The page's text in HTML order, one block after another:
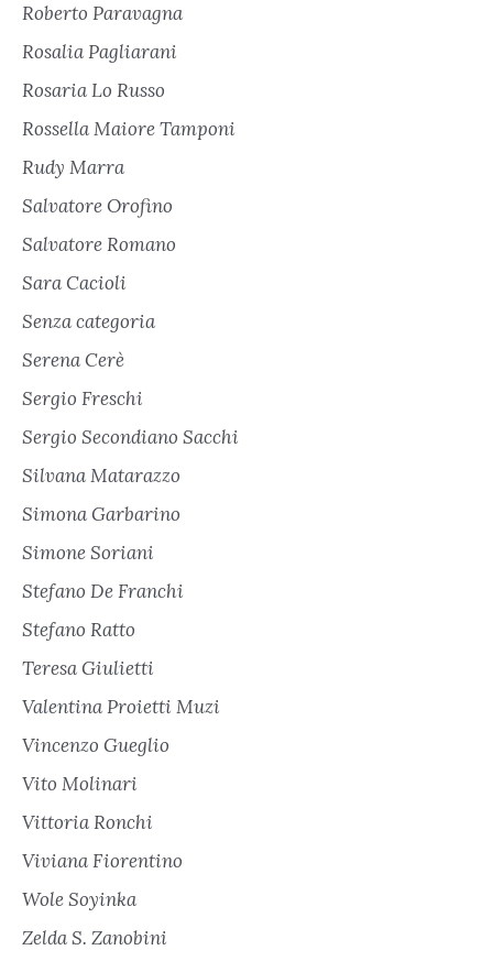
Roberto Paravagna
Rosalia Pagliarani
Rosaria Lo Russo
Rossella Maiore Tamponi
Rudy Marra
Salvatore Orofino
Salvatore Romano
Sara Cacioli
Senza categoria
Serena Cerè
Sergio Freschi
Sergio Secondiano Sacchi
Silvana Matarazzo
Simona Garbarino
Simone Soriani
Stefano De Franchi
Stefano Ratto
Teresa Giulietti
Valentina Proietti Muzi
Vincenzo Gueglio
Vito Molinari
Vittoria Ronchi
Viviana Fiorentino
Wole Soyinka
Zelda S. Zanobini